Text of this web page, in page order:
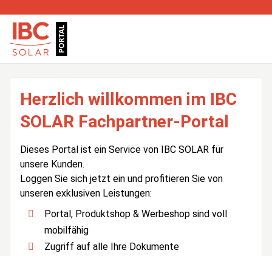
Herzlich willkommen im IBC
SOLAR Fachpartner-Portal
Dieses Portal ist ein Service von IBC SOLAR für
unsere Kunden.
Loggen Sie sich jetzt ein und profitieren Sie von
unseren exklusiven Leistungen:
Portal, Produktshop & Werbeshop sind voll
mobilfähig
Zugriff auf alle Ihre Dokumente